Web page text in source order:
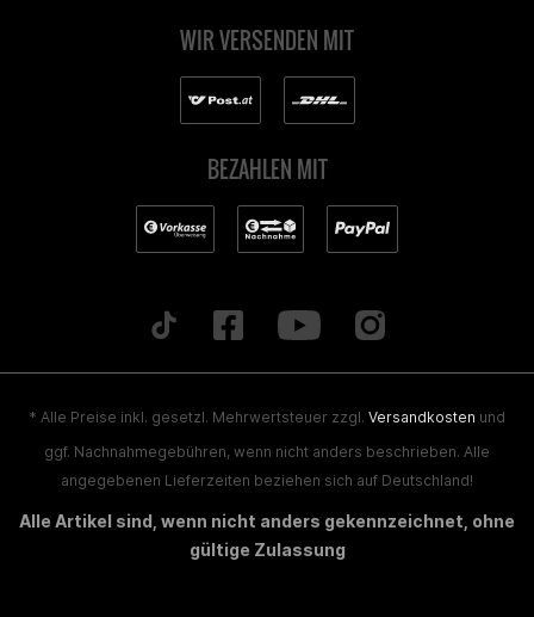
WIR VERSENDEN MIT
BEZAHLEN MIT
* Alle Preise inkl. gesetzl. Mehrwertsteuer zzgl. Versandkosten und
ggf. Nachnahmegebühren, wenn nicht anders beschrieben. Alle
angegebenen Lieferzeiten beziehen sich auf Deutschland!
Alle Artikel sind, wenn nicht anders gekennzeichnet, ohne
gültige Zulassung